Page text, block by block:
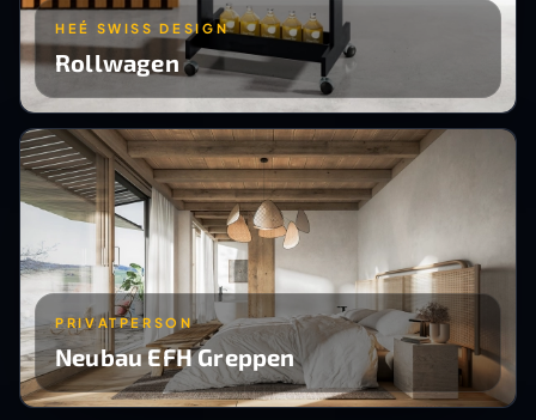
HEÉ SWISS DESIGN
Rollwagen
PRIVATPERSON
Neubau EFH Greppen